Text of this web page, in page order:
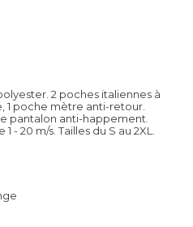
2 poches italiennes à
1 poche mètre anti-retour.
pantalon anti-happement.
- 20 m/s. Tailles du S au 2XL.